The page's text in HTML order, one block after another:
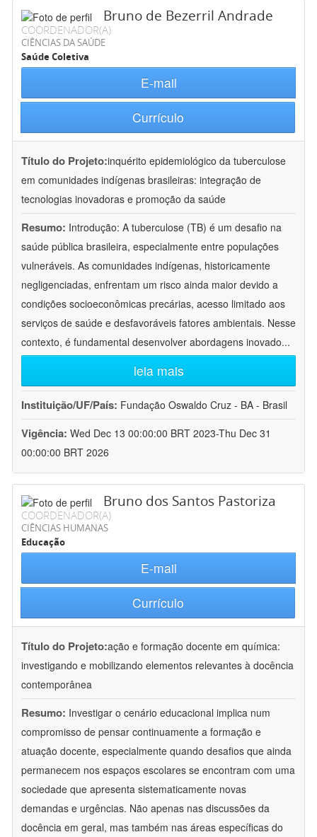
Bruno de Bezerril Andrade
COORDENADOR(A)
CIÊNCIAS DA SAÚDE
Saúde Coletiva
E-mail
Currículo
Título do Projeto:inquérito epidemiológico da tuberculose
em comunidades indígenas brasileiras: integração de
tecnologias inovadoras e promoção da saúde
Resumo: Introdução: A tuberculose (TB) é um desafio na
saúde pública brasileira, especialmente entre populações
vulneráveis. As comunidades indígenas, historicamente
negligenciadas, enfrentam um risco ainda maior devido a
condições socioeconômicas precárias, acesso limitado aos
serviços de saúde e desfavoráveis fatores ambientais. Nesse
contexto, é fundamental desenvolver abordagens inovado...
leia mais
Instituição/UF/País: Fundação Oswaldo Cruz - BA - Brasil
Vigência: Wed Dec 13 00:00:00 BRT 2023-Thu Dec 31
00:00:00 BRT 2026
Bruno dos Santos Pastoriza
COORDENADOR(A)
CIÊNCIAS HUMANAS
Educação
E-mail
Currículo
Título do Projeto:ação e formação docente em química:
investigando e mobilizando elementos relevantes à docência
contemporânea
Resumo: Investigar o cenário educacional implica num
compromisso de pensar continuamente a formação e
atuação docente, especialmente quando desafios que ainda
permanecem nos espaços escolares se encontram com uma
sociedade que apresenta sistematicamente novas
demandas e urgências. Não apenas nas discussões da
docência em geral, mas também nas áreas específicas do